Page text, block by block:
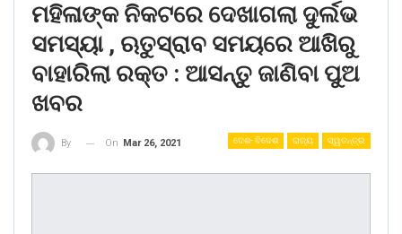
ମହିଳାଙ୍କ ନିକଟରେ ଦେଖାଗଲା ଦୁର୍ଲଭ
ସମସ୍ୟା , ଋତୁସ୍ରାବ ସମୟରେ ଆଖିରୁ
ବାହାରିଲା ରକ୍ତ : ଆସନ୍ତୁ ଜାଣିବା ପୁଅ
ଖବର
ଦେଶ- ବିଦେଶ ରାଜ୍ୟ ସ୍ୱତନ୍ତ୍ର
By On Mar 26, 2021